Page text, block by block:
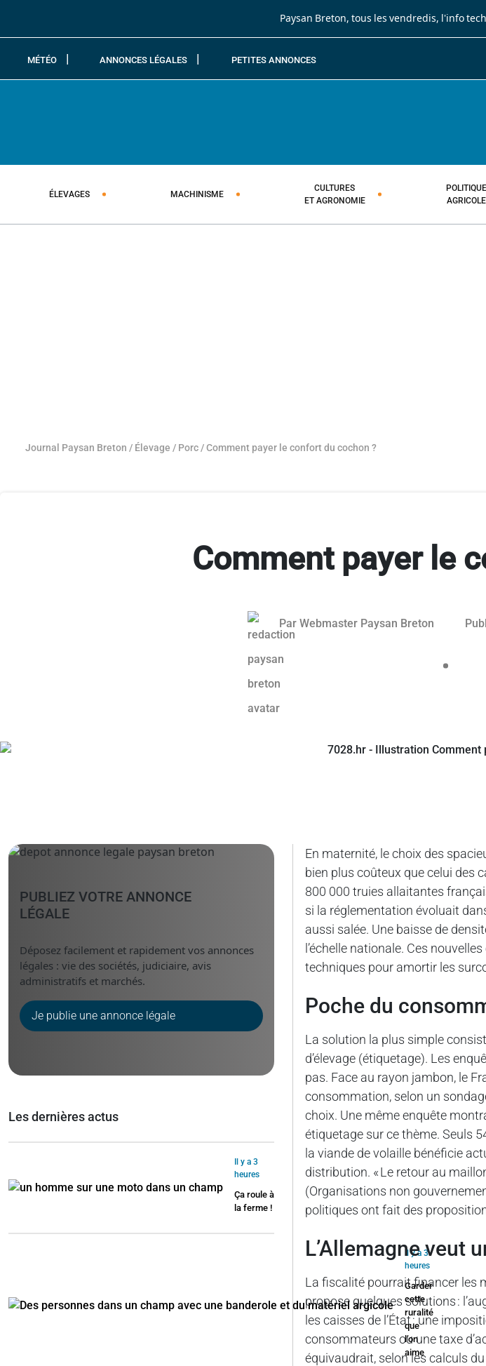
Paysan Breton, tous les vendredis, l'info
MÉTÉO ANNONCES LÉGALES PETITES ANNONCES
ÉLEVAGES MACHINISME
CULTURES
ET AGRONOMIE
POLITIQUE
AGRICOLE
Journal Paysan Breton / Élevage / Porc/Comment payer le confort du cochon ?
Comment payer le
Par Webmaster Paysan Breton
En maternité, le choix des
bien plus coûteux que celui des
800 000 truies allaitantes
si la réglementation évoluait
aussi salée. Une baisse de
l’échelle nationale. Ces
techniques pour amortir les
Poche du
La solution la plus simple
d’élevage (étiquetage). Les
pas. Face au rayon jambon, le
consommation, selon un
choix. Une même enquête
étiquetage sur ce thème. Seuls
la viande de volaille bénéficie
distribution. « Le retour au
(Organisations non
politiques ont fait des
L’Allemagne veut
La fiscalité pourrait financer les
propose quelques solutions :
les caisses de l’État ; une
consommateurs ou une taxe
équivaudrait, selon les calculs
PUBLIEZ VOTRE ANNONCE
LÉGALE
Déposez facilement et rapidement vos annonces
légales : vie des sociétés, judiciaire, avis
administratifs et marchés.
Je publie une annonce légale
Les dernières actus
Il y a 3
heures
Ça roule à
la ferme !
Il y a 3
heures
Garder
cette
ruralité
que
l’on
aime